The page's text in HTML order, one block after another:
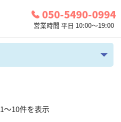
050-5490-0994
営業時間 平日 10:00～19:00
1～10件を表示